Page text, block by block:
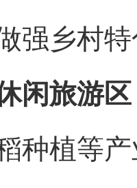
强乡村
闲旅游
种植等